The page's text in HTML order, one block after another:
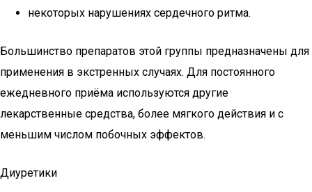
некоторых нарушениях сердечного ритма.
Большинство препаратов этой группы предназначены для
применения в экстренных случаях. Для постоянного
ежедневного приёма используются другие
лекарственные средства, более мягкого действия и с
меньшим числом побочных эффектов.
Диуретики